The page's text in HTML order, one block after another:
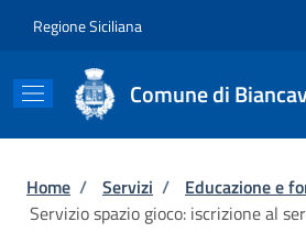
Regione Siciliana
Comune di
Briciole di pane
Home / Servizi / Educazione e
Servizio spazio gioco: iscrizione al